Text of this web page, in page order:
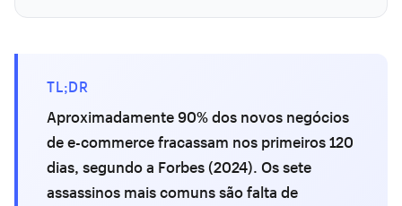
TL;DR
Aproximadamente 90% dos novos negócios
de e-commerce fracassam nos primeiros 120
dias, segundo a Forbes (2024). Os sete
assassinos mais comuns são falta de